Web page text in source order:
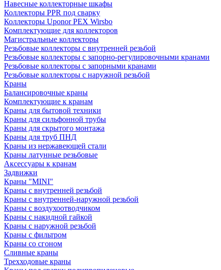
Навесные коллекторные шкафы
Коллекторы PPR под сварку
Коллекторы Uponor PEX Wirsbo
Комплектующие для коллекторов
Магистральные коллекторы
Резьбовые коллекторы с внутренней резьбой
Резьбовые коллекторы с запорно-регулировочными кранами
Резьбовые коллекторы с запорными кранами
Резьбовые коллекторы с наружной резьбой
Краны
Балансировочные краны
Комплектующие к кранам
Краны для бытовой техники
Краны для сильфонной трубы
Краны для скрытого монтажа
Краны для труб ПНД
Краны из нержавеющей стали
Краны латунные резьбовые
Аксессуары к кранам
Задвижки
Краны "MINI"
Краны с внутренней резьбой
Краны с внутренней-наружной резьбой
Краны с воздухоотводчиком
Краны с накидной гайкой
Краны с наружной резьбой
Краны с фильтром
Краны со сгоном
Сливные краны
Трехходовые краны